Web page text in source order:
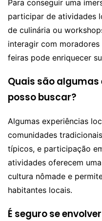
Para conseguir uma
participar de atividades
de culinária ou
interagir com
feiras pode enriquecer
Quais são
posso buscar?
Algumas experiências
comunidades
típicos, e participação
atividades oferecem
cultura nômade e
habitantes locais.
É seguro se